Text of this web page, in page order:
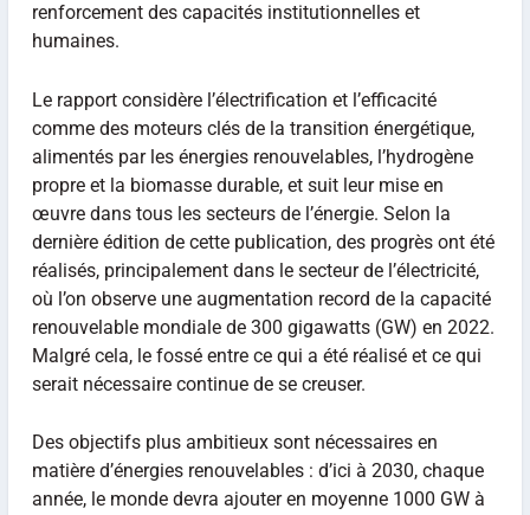
renforcement des capacités institutionnelles et
humaines.
Le rapport considère l’électrification et l’efficacité
comme des moteurs clés de la transition énergétique,
alimentés par les énergies renouvelables, l’hydrogène
propre et la biomasse durable, et suit leur mise en
œuvre dans tous les secteurs de l’énergie. Selon la
dernière édition de cette publication, des progrès ont été
réalisés, principalement dans le secteur de l’électricité,
où l’on observe une augmentation record de la capacité
renouvelable mondiale de 300 gigawatts (GW) en 2022.
Malgré cela, le fossé entre ce qui a été réalisé et ce qui
serait nécessaire continue de se creuser.
Des objectifs plus ambitieux sont nécessaires en
matière d’énergies renouvelables : d’ici à 2030, chaque
année, le monde devra ajouter en moyenne 1000 GW à